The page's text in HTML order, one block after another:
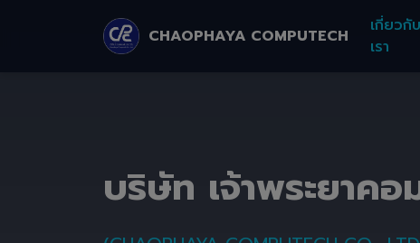
CHAOPHAYA COMPUTECH
เกี่ยวกับ
เรา
บริษัท เจ้าพระยาค